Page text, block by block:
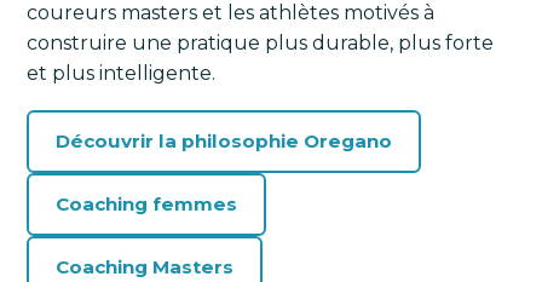
coureurs masters et les athlètes motivés à
construire une pratique plus durable, plus forte
et plus intelligente.
Découvrir la philosophie Oregano
Coaching femmes
Coaching Masters